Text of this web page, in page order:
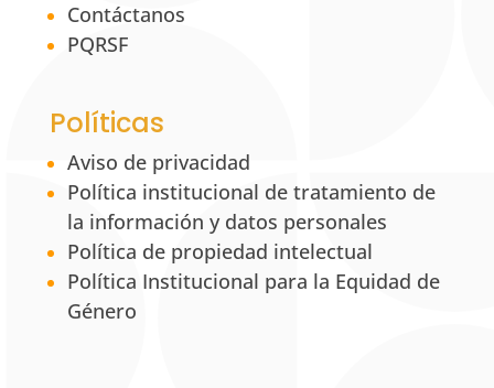
Contáctanos
PQRSF
Políticas
Aviso de privacidad
Política institucional de tratamiento de
la información y datos personales
Política de propiedad intelectual
Política Institucional para la Equidad de
Género